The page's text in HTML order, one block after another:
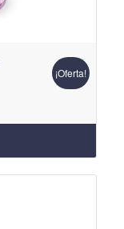
¡Oferta!